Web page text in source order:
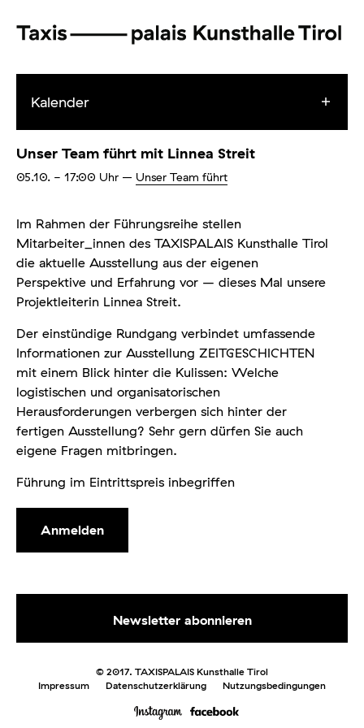
Kalender
Unser Team führt mit Linnea Streit
05.10. - 17:00 Uhr – Unser Team führt
Im Rahmen der Führungsreihe stellen
Mitarbeiter_innen des TAXISPALAIS Kunsthalle Tirol
die aktuelle Ausstellung aus der eigenen
Perspektive und Erfahrung vor – dieses Mal unsere
Projektleiterin Linnea Streit.
Der einstündige Rundgang verbindet umfassende
Informationen zur Ausstellung ZEITGESCHICHTEN
mit einem Blick hinter die Kulissen: Welche
logistischen und organisatorischen
Herausforderungen verbergen sich hinter der
fertigen Ausstellung? Sehr gern dürfen Sie auch
eigene Fragen mitbringen.
Führung im Eintrittspreis inbegriffen
Anmelden
© 2017. TAXISPALAIS Kunsthalle Tirol
Impressum
Datenschutzerklärung Nutzungsbedingungen